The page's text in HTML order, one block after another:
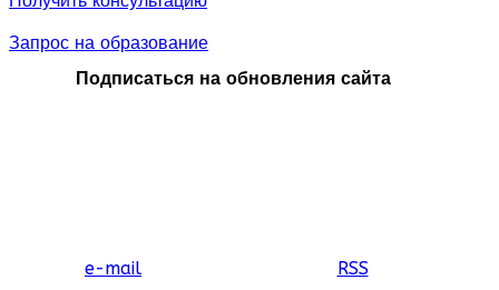
Запрос на образование
Подписаться на обновления сайта
e-mail RSS